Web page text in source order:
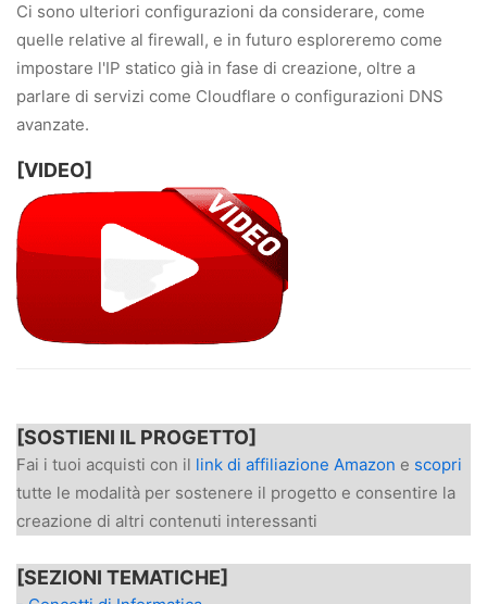
Ci sono ulteriori configurazioni da considerare, come
quelle relative al firewall, e in futuro esploreremo come
impostare l'IP statico già in fase di creazione, oltre a
parlare di servizi come Cloudflare o configurazioni DNS
avanzate.
[VIDEO]
[SOSTIENI IL PROGETTO]
Fai i tuoi acquisti con il link di affiliazione Amazon e scopri
tutte le modalità per sostenere il progetto e consentire la
creazione di altri contenuti interessanti
[SEZIONI TEMATICHE]